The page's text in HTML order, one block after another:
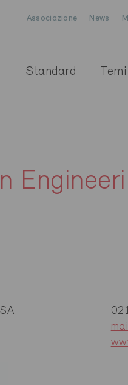
Associazione News
Standard Temi